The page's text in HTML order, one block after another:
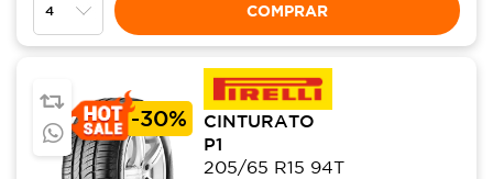
COMPRAR
-30%
CINTURATO
P1
205/65 R15 94T